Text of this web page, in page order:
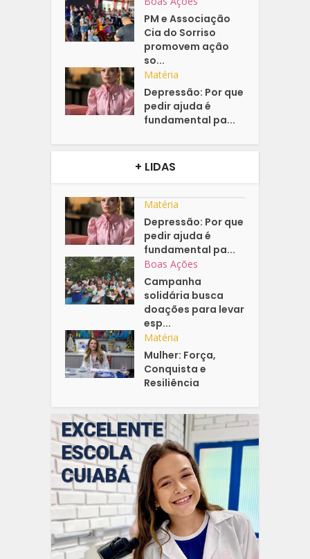
PM e Associação
Cia do Sorriso
promovem ação
so...
Matéria
Depressão: Por que
pedir ajuda é
fundamental pa...
+ LIDAS
Matéria
Depressão: Por que
pedir ajuda é
fundamental pa...
Boas Ações
Campanha
solidária busca
doações para levar
esp...
Matéria
Mulher: Força,
Conquista e
Resiliência